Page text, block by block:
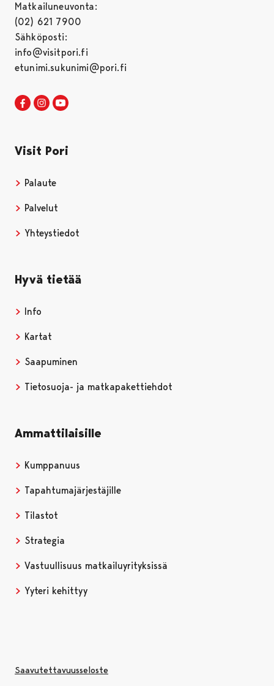
Matkailuneuvonta:
(02) 621 7900
Sähköposti:
info@visitpori.fi
etunimi.sukunimi@pori.fi
Visit Pori Facebookissa
Avautuu uudessa välilehdessä
Visit Pori Instagrammissa
Avautuu uudessa välilehdessä
Visit Pori
Palaute
Palvelut
Yhteystiedot
Hyvä tietää
Info
Kartat
Saapuminen
Tietosuoja- ja matkapakettiehdot
Ammattilaisille
Kumppanuus
Tapahtumajärjestäjille
Tilastot
Strategia
Vastuullisuus matkailuyrityksissä
Yyteri kehittyy
Saavutettavuusseloste